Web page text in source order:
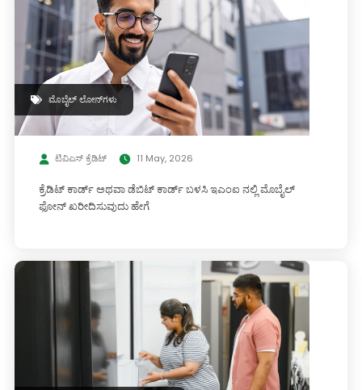
ಮೊಬೈಲ್ ಲೋನ್‌ಗಳು
ಟಿವಿಎಸ್ ಕ್ರೆಡಿಟ್ 11 May, 2026
ಕ್ರೆಡಿಟ್ ಕಾರ್ಡ್ ಅಥವಾ ಡೆಬಿಟ್ ಕಾರ್ಡ್ ಬಳಸಿ ಇಎಂಐ ನಲ್ಲಿ ಮೊಬೈಲ್
ಫೋನ್ ಖರೀದಿಸುವುದು ಹೇಗೆ